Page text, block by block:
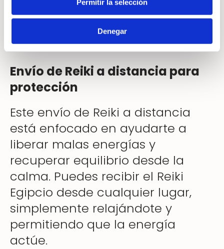
Permitir la selección
Denegar
armonizada, es más fácil
mantener estabilidad emocional.
Envío de Reiki a distancia para
protección
Este envío de Reiki a distancia
está enfocado en ayudarte a
liberar malas energías y
recuperar equilibrio desde la
calma. Puedes recibir el Reiki
Egipcio desde cualquier lugar,
simplemente relajándote y
permitiendo que la energía
actúe.